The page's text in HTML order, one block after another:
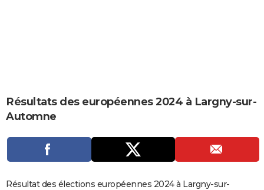
Carte de Noël
Carte Bonne année
Carte Saint-Valentin
Carte Pâques
Carte d'anniversaire
COPAINS D'AVANT
AVIS DE DÉCÈS
Résultats des européennes 2024 à Largny-sur-
Automne
Résultat des élections européennes 2024 à Largny-sur-